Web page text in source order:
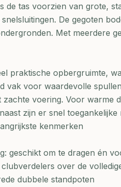
de tas voorzien van grote,
De gegoten
Met meerdere
praktische opbergruimte,
vak voor waardevolle
zachte voering. Voor warme
zijn er snel
kenmerken
geschikt om te dragen én
over de
dubbele standpoten